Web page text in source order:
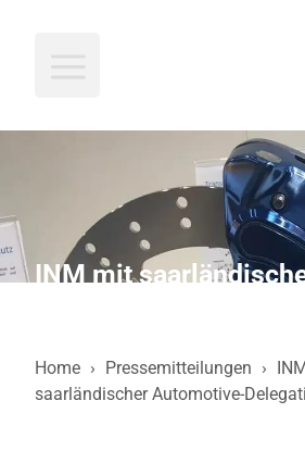
Home › Pressemitteilungen ›
saarländischer Automotive-
INM mit